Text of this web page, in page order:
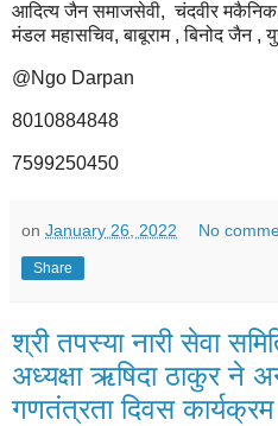
आदित्य जैन समाजसेवी, चंदवीर
मंडल महासचिव, बाबूराम , बिनोद जैन
@Ngo Darpan
8010884848
7599250450
on January 26, 2022 No
Share
श्री तपस्या नारी सेवा
अध्यक्षा ऋषिदा ठाकुर ने
गणतंत्रता दिवस कार्यक्रम